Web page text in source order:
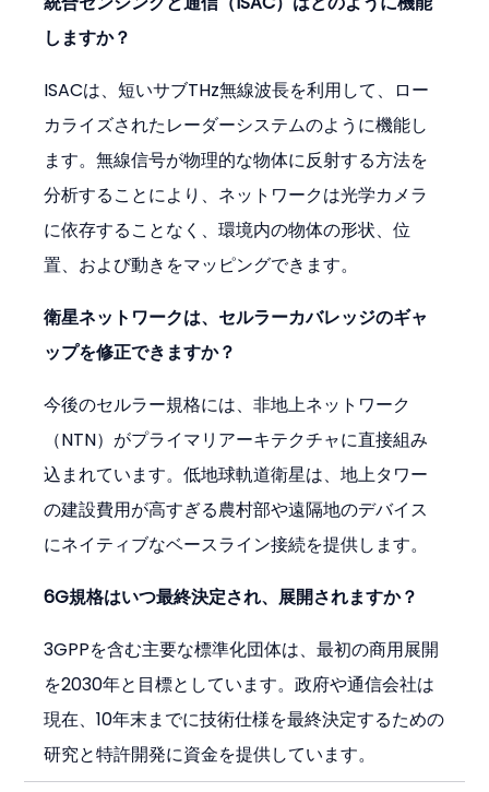
しますか？
ISACは、短いサブTHz無線波長を利用して、ロー
カライズされたレーダーシステムのように機能し
ます。無線信号が物理的な物体に反射する方法を
分析することにより、ネットワークは光学カメラ
に依存することなく、環境内の物体の形状、位
置、および動きをマッピングできます。
衛星ネットワークは、セルラーカバレッジのギャ
ップを修正できますか？
今後のセルラー規格には、非地上ネットワーク
（NTN）がプライマリアーキテクチャに直接組み
込まれています。低地球軌道衛星は、地上タワー
の建設費用が高すぎる農村部や遠隔地のデバイス
にネイティブなベースライン接続を提供します。
6G規格はいつ最終決定され、展開されますか？
3GPPを含む主要な標準化団体は、最初の商用展開
を2030年と目標としています。政府や通信会社は
現在、10年末までに技術仕様を最終決定するための
研究と特許開発に資金を提供しています。